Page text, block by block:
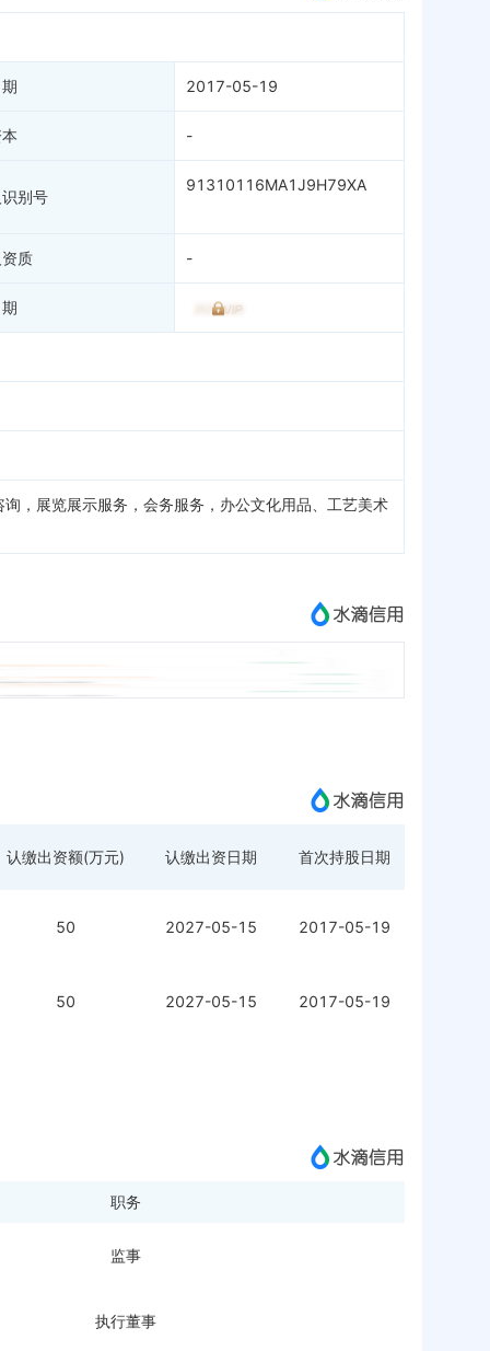
2017-05-19
-
别号
91310116MA1J9H79XA
质 -
，展览展示服务，会务服务，办公文化用品、工艺美术
认缴出资额(万元) 认缴出资日期 首次持股日期
50 2027-05-15 2017-05-19
50 2027-05-15 2017-05-19
职务
监事
执行董事